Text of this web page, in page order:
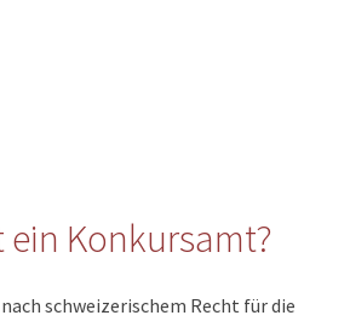
ein Konkursamt?
schweizerischem Recht für die